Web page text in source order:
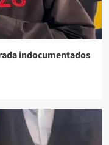
indocumentados